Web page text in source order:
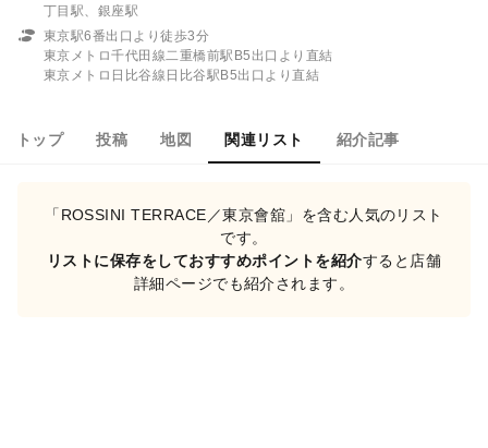
丁目駅、銀座駅
東京駅6番出口より徒歩3分
東京メトロ千代田線二重橋前駅B5出口より直結
東京メトロ日比谷線日比谷駅B5出口より直結
トップ 投稿 地図 関連リスト 紹介記事
「ROSSINI TERRACE／東京會舘」を含む人気のリスト
です。
リストに保存をしておすすめポイントを紹介すると店舗
詳細ページでも紹介されます。